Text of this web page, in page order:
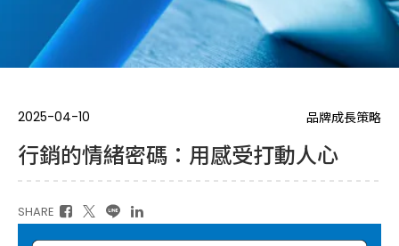
2025-04-10 品牌成長策略
行銷的情緒密碼：用感受打動人心
SHARE